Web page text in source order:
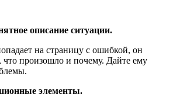
описание ситуации.
на страницу с ошибкой, он
что произошло и почему. Дайте ему
элементы.